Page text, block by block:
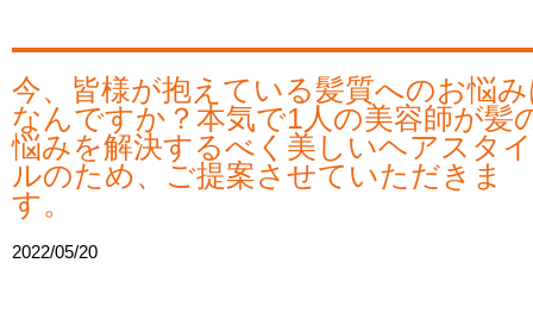
今、皆様が抱えている髪質へのお悩
なんですか？本気で1人の美容師が髪
悩みを解決するべく美しいヘアスタイ
ルのため、ご提案させていただきま
す。
2022/05/20